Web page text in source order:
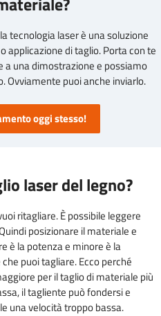
tecnologia laser è una soluzione
applicazione di taglio. Porta con te
a una dimostrazione e possiamo
Ovviamente puoi anche inviarlo.
oggi stesso!
laser del legno?
ritagliare. È possibile leggere
posizionare il materiale e
è la potenza e minore è la
puoi tagliare. Ecco perché
per il taglio di materiale più
il tagliente può fondersi e
una velocità troppo bassa.